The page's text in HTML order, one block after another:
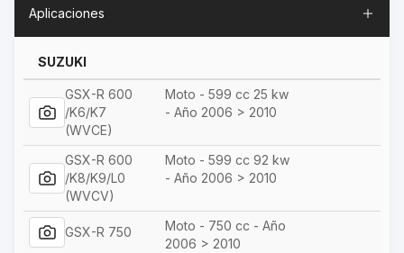
Aplicaciones
SUZUKI
GSX-R 600
/K6/K7
(WVCE)
Moto - 599 cc 25 kw
- Año 2006 > 2010
GSX-R 600
/K8/K9/L0
(WVCV)
Moto - 599 cc 92 kw
- Año 2006 > 2010
GSX-R 750
Moto - 750 cc - Año
2006 > 2010